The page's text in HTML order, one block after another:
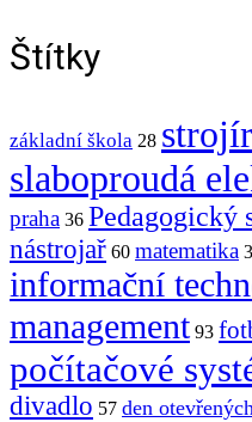
Štítky
základní škola 28
slaboproudá
praha 36 Pedagogický
nástrojař 60 matematika
informační
management 93
počítačové
divadlo 57 den